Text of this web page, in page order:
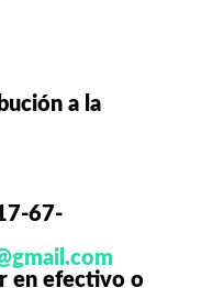
a la
67-
en efectivo o